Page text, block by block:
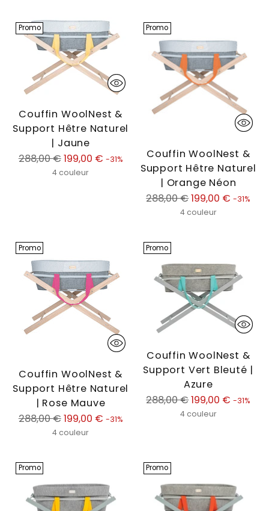
Promo
Couffin WoolNest &
Support Hêtre Naturel
| Jaune
Prix
normal
288,00 €199,00 € -31%
4 couleur
Promo
Couffin WoolNest &
Support Hêtre Naturel
| Orange Néon
Prix
normal
288,00 €199,00 € -31%
4 couleur
Promo
Couffin WoolNest &
Support Hêtre Naturel
| Rose Mauve
Prix
normal
288,00 €199,00 € -31%
4 couleur
Promo
Couffin WoolNest &
Support Vert Bleuté |
Azure
Prix
normal
288,00 €199,00 € -31%
4 couleur
Promo Promo